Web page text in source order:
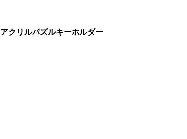
クリルパズルキーホルダー